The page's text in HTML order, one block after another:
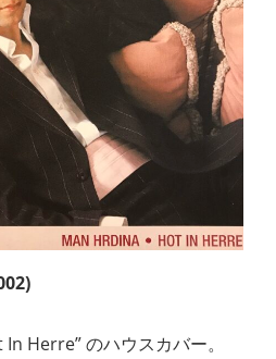
Herre” のハウスカバー。